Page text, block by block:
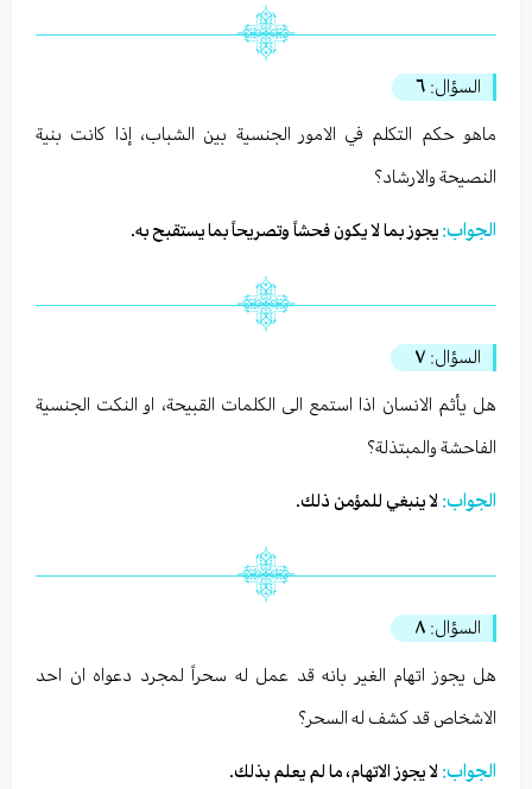
السؤال: ٦
ماهو حكم التكلم في الامور الجنسية بين الشباب، إذا كانت بنية
النصيحة والارشاد؟
الجواب: يجوز بما لا يكون فحشاً وتصريحاً بما يستقبح به.
السؤال: ٧
هل يأثم الانسان اذا استمع الى الكلمات القبيحة، او النكت الجنسية
الفاحشة والمبتذلة؟
الجواب: لا ينبغي للمؤمن ذلك.
السؤال: ٨
هل يجوز اتهام الغير بانه قد عمل له سحراً لمجرد دعواه ان احد
الاشخاص قد كشف له السحر؟
الجواب: لا يجوز الاتهام، ما لم يعلم بذلك.